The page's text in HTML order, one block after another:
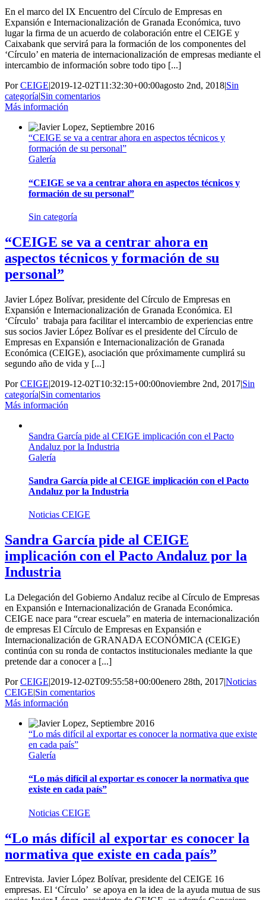
En el marco del IX Encuentro del Círculo de Empresas en
Expansión e Internacionalización de Granada Económica, tuvo
lugar la firma de un acuerdo de colaboración entre el CEIGE y
Caixabank que servirá para la formación de los componentes del
‘Círculo’ en materia de internacionalización de empresas mediante el
intercambio de información sobre todo tipo [...]
PorCEIGE|2019-12-02T11:32:30+00:00agosto 2nd, 2018|Sin
categoría|Sin comentarios
Más información
“CEIGE se va a centrar ahora en aspectos técnicos y
formación de su personal”
Galería
“CEIGE se va a centrar ahora en aspectos técnicos y
formación de su personal”
Sin categoría
“CEIGE se va a centrar ahora en
aspectos técnicos y formación de su
personal”
Javier López Bolívar, presidente del Círculo de Empresas en
Expansión e Internacionalización de Granada Económica. El
‘Círculo’ trabaja para facilitar el intercambio de experiencias entre
sus socios Javier López Bolívar es el presidente del Círculo de
Empresas en Expansión e Internacionalización de Granada
Económica (CEIGE), asociación que próximamente cumplirá su
segundo año de vida y [...]
PorCEIGE|2019-12-02T10:32:15+00:00noviembre 2nd, 2017|Sin
categoría|Sin comentarios
Más información
Sandra García pide al CEIGE implicación con el Pacto
Andaluz por la Industria
Galería
Sandra García pide al CEIGE implicación con el Pacto
Andaluz por la Industria
Noticias CEIGE
Sandra García pide al CEIGE
implicación con el Pacto Andaluz por la
Industria
La Delegación del Gobierno Andaluz recibe al Círculo de Empresas
en Expansión e Internacionalización de Granada Económica.
CEIGE nace para “crear escuela” en materia de internacionalización
de empresas El Círculo de Empresas en Expansión e
Internacionalización de GRANADA ECONÓMICA (CEIGE)
continúa con su ronda de contactos institucionales mediante la que
pretende dar a conocer a [...]
PorCEIGE|2019-12-02T09:55:58+00:00enero 28th, 2017|Noticias
CEIGE|Sin comentarios
Más información
“Lo más difícil al exportar es conocer la normativa que existe
en cada país”
Galería
“Lo más difícil al exportar es conocer la normativa que
existe en cada país”
Noticias CEIGE
“Lo más difícil al exportar es conocer la
normativa que existe en cada país”
Entrevista. Javier López Bolívar, presidente del CEIGE 16
empresas. El ‘Círculo’ se apoya en la idea de la ayuda mutua de sus